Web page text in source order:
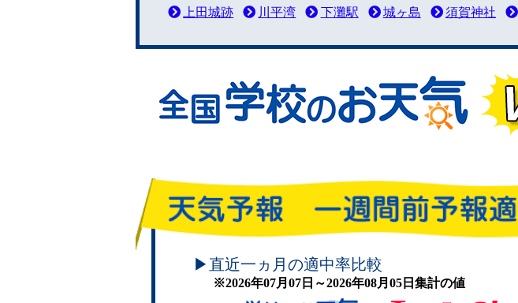
上田城跡
川平湾 下灘駅 城ヶ島 須賀神社
頑張れ！学校のお天気
▶直近一ヵ月の適中率比較
※2026年07月07日～2026年08月05日集計の値